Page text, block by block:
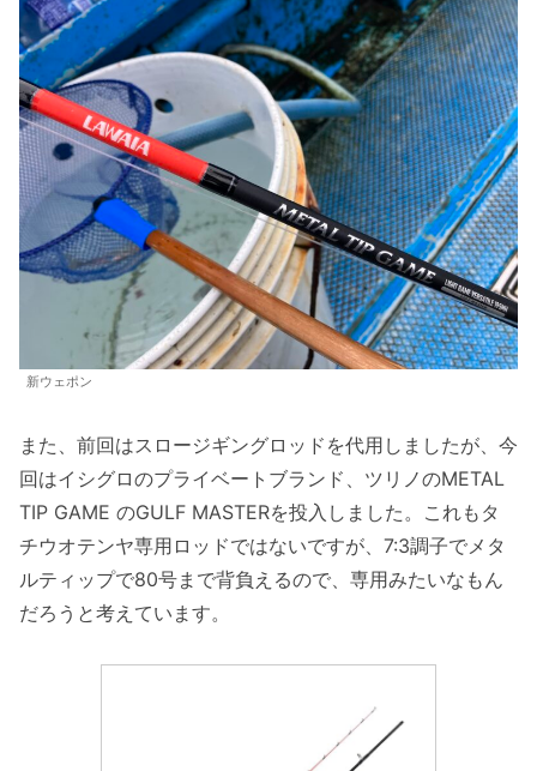
新ウェポン
また、前回はスロージギングロッドを代用しましたが、今
回はイシグロのプライベートブランド、ツリノのMETAL
TIP GAME のGULF MASTERを投入しました。これもタ
チウオテンヤ専用ロッドではないですが、7:3調子でメタ
ルティップで80号まで背負えるので、専用みたいなもん
だろうと考えています。